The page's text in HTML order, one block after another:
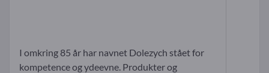
I omkring 85 år har navnet Dolezych stået for
kompetence og ydeevne. Produkter og